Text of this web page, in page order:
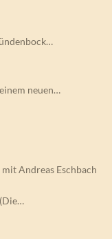
neuen…
Andreas Eschbach